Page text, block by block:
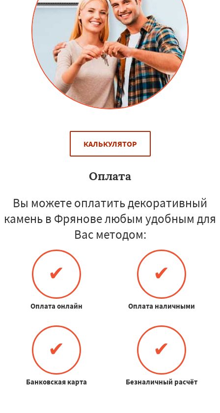
КАЛЬКУЛЯТОР
Оплата
Вы можете оплатить декоративный
камень в Фрянове любым удобным для
Вас методом:
✔
Оплата онлайн
✔
Оплата наличными
✔
Банковская карта
✔
Безналичный расчёт